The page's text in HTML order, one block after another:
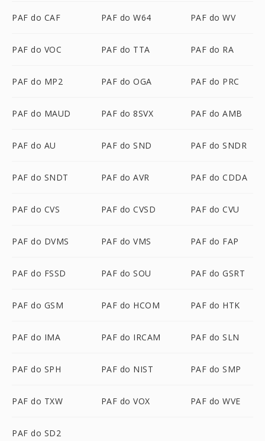
PAF do CAF PAF do W64 PAF do WV
PAF do VOC PAF do TTA PAF do RA
PAF do MP2 PAF do OGA PAF do PRC
PAF do MAUD PAF do 8SVX PAF do AMB
PAF do AU PAF do SND PAF do SNDR
PAF do SNDT PAF do AVR PAF do CDDA
PAF do CVS PAF do CVSD PAF do CVU
PAF do DVMS PAF do VMS PAF do FAP
PAF do FSSD PAF do SOU PAF do GSRT
PAF do GSM PAF do HCOM PAF do HTK
PAF do IMA PAF do IRCAM PAF do SLN
PAF do SPH PAF do NIST PAF do SMP
PAF do TXW PAF do VOX PAF do WVE
PAF do SD2